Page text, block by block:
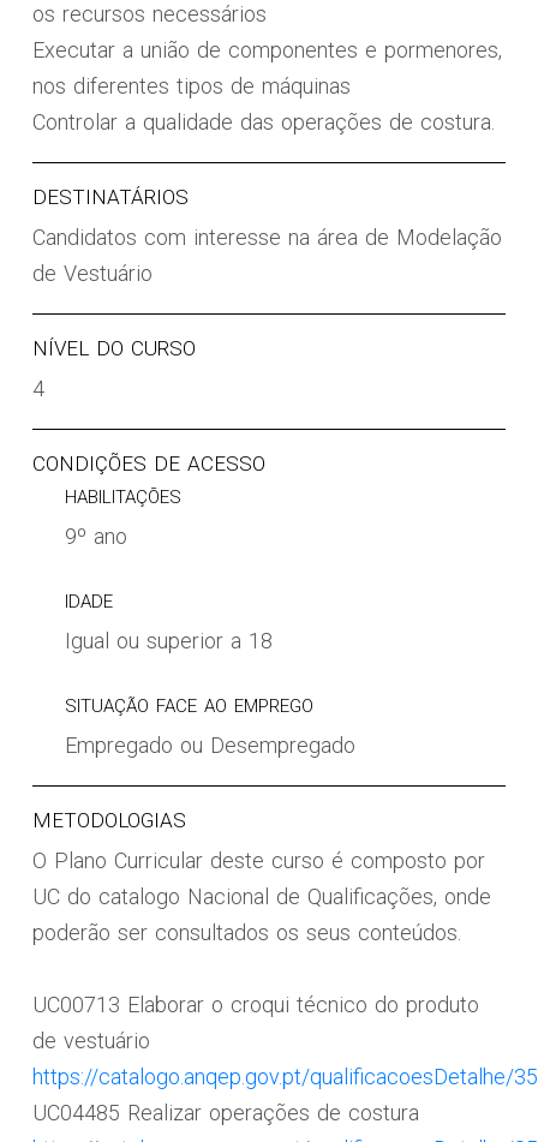
os recursos necessários
Executar a união de componentes e pormenores,
nos diferentes tipos de máquinas
Controlar a qualidade das operações de costura.
DESTINATÁRIOS
Candidatos com interesse na área de Modelação
de Vestuário
NÍVEL DO CURSO
4
CONDIÇÕES DE ACESSO
HABILITAÇÕES
9º ano
IDADE
Igual ou superior a 18
SITUAÇÃO FACE AO EMPREGO
Empregado ou Desempregado
METODOLOGIAS
O Plano Curricular deste curso é composto por
UC do catalogo Nacional de Qualificações, onde
poderão ser consultados os seus conteúdos.
UC00713 Elaborar o croqui técnico do produto
de vestuário
https://catalogo.anqep.gov.pt/qualificacoesDetalhe/
UC04485 Realizar operações de costura